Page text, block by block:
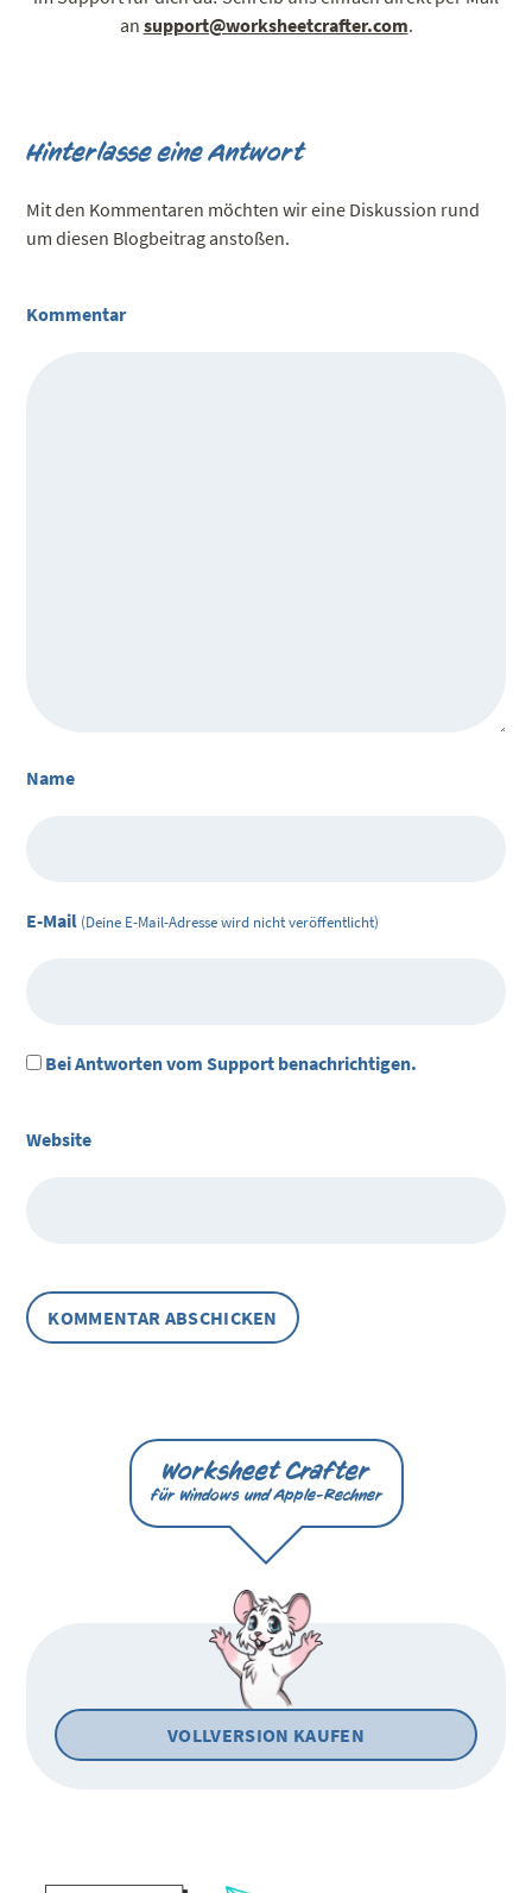
an support@worksheetcrafter.com.
Hinterlasse eine Antwort
Mit den Kommentaren möchten wir eine Diskussion rund
um diesen Blogbeitrag anstoßen.
Kommentar
Name
E-Mail (Deine E-Mail-Adresse wird nicht veröffentlicht)
Bei Antworten vom Support benachrichtigen.
Website
Worksheet Crafter
für Windows und Apple-Rechner
VOLLVERSION KAUFEN